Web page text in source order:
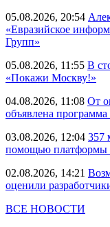
05.08.2026, 20:54
«Евразийское
Групп»
05.08.2026, 11:55 В
«Покажи Москву!»
04.08.2026, 11:08 От
объявлена
03.08.2026, 12:04 357
помощью платформы
02.08.2026, 14:21
оценили
ВСЕ НОВОСТИ